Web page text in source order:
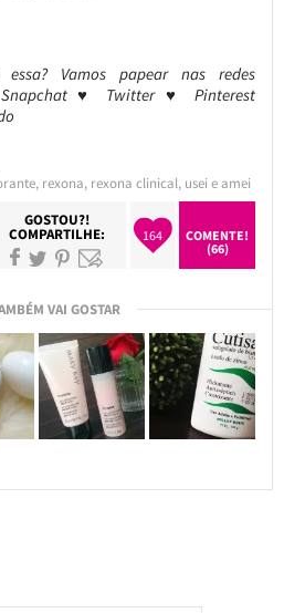
Vamos papear nas redes
♥ Twitter ♥ Pinterest
, rexona, rexona clinical, usei e amei
GOSTOU?!
COMPARTILHE: 164
COMENTE!
(66)
VAI GOSTAR